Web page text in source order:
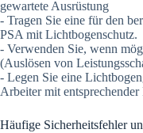
gewartete Ausrüstung
- Tragen Sie eine für den
PSA mit Lichtbogenschutz.
- Verwenden Sie, wenn
(Auslösen von
- Legen Sie eine
Arbeiter mit
Häufige Sicherheitsfehler